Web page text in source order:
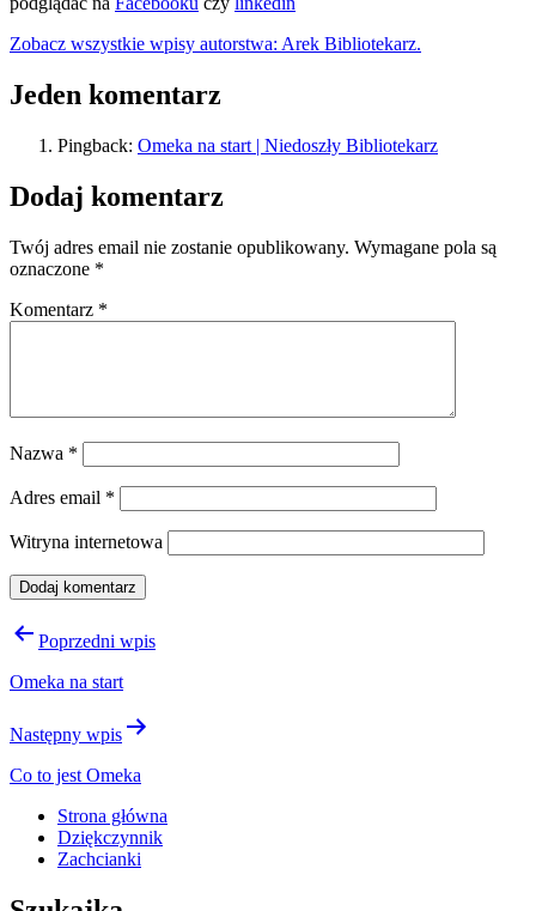
Zobacz wszystkie wpisy autorstwa: Arek Bibliotekarz.
Jeden komentarz
Pingback: Omeka na start | Niedoszły Bibliotekarz
Dodaj komentarz
Twój adres email nie zostanie opublikowany. Wymagane pola są
oznaczone *
Komentarz *
Nazwa *
Adres email *
Witryna internetowa
Nawigacja
Poprzedni wpis
Omeka na start
Następny wpis
Co to jest Omeka
Strona główna
Dziękczynnik
Zachcianki